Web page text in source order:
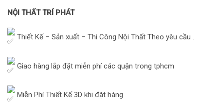
NỘI THẤT TRÍ PHÁT
Thiết Kế – Sản xuất – Thi Công Nội Thất Theo yêu cầu .
Giao hàng lắp đặt miễn phí các quận trong tphcm
Miễn Phí Thiết Kế 3D khi đặt hàng